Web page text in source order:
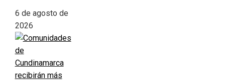
6 de agosto de
2026